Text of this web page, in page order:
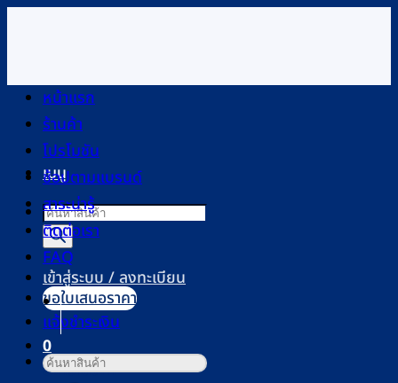
เนื้อหา
เมนู
Products
search
เข้าสู่ระบบ / ลงทะเบียน
0
ตะกร้าสินค้า
หน้าแรก
ร้านค้า
โปรโมชัน
ช้อปตามแบรนด์
สาระน่ารู้
ติดต่อเรา
FAQ
ขอใบเสนอราคา
แจ้งชำระเงิน
ค้นหา: